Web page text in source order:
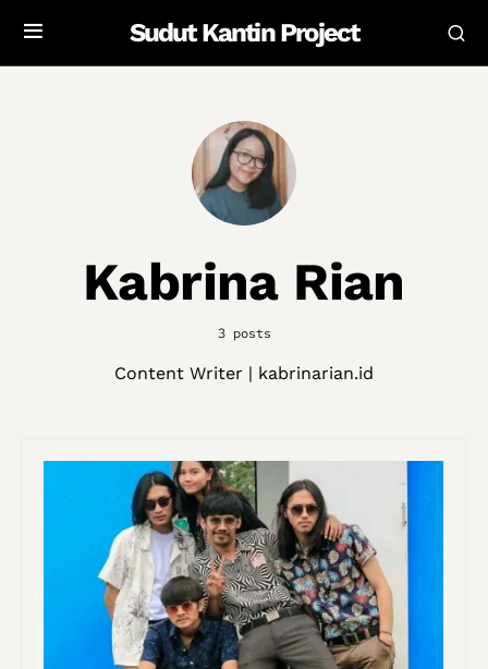
Sudut Kantin Project
Kabrina Rian
3 posts
Content Writer | kabrinarian.id